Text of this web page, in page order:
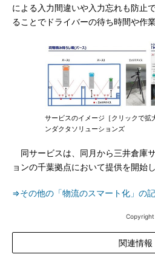
による入力間違いや入力忘れも防止
ることでドライバーの待ち時間や作
サービスのイメージ［クリックで拡
ンダクタソリューションズ
同サービスは、同月から三井倉庫
ョンの千葉拠点において提供を開始し
⇒その他の「物流のスマート化」の
Copyright
関連情報